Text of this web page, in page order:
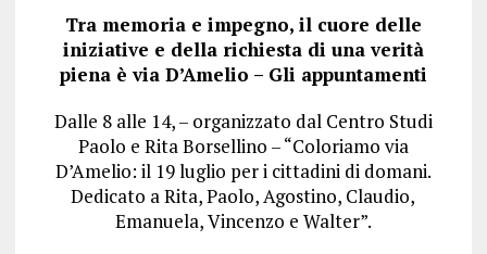
Tra memoria e impegno, il cuore delle
iniziative e della richiesta di una verità
piena è via D’Amelio – Gli appuntamenti
Dalle 8 alle 14, – organizzato dal Centro Studi
Paolo e Rita Borsellino – “Coloriamo via
D’Amelio: il 19 luglio per i cittadini di domani.
Dedicato a Rita, Paolo, Agostino, Claudio,
Emanuela, Vincenzo e Walter”.